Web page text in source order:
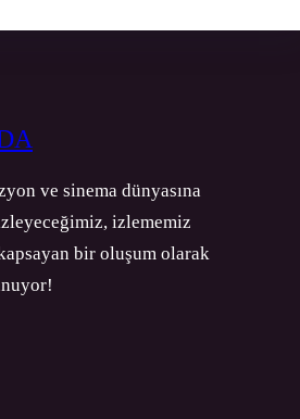
ve sinema dünyasına
izlememiz
bir oluşum olarak